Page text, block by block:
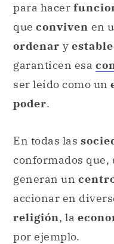
para hacer
que conviven en
ordenar y
garanticen esa
ser leído como un
poder.
En todas las
conformados que,
generan un
accionar en
religión, la
por ejemplo.